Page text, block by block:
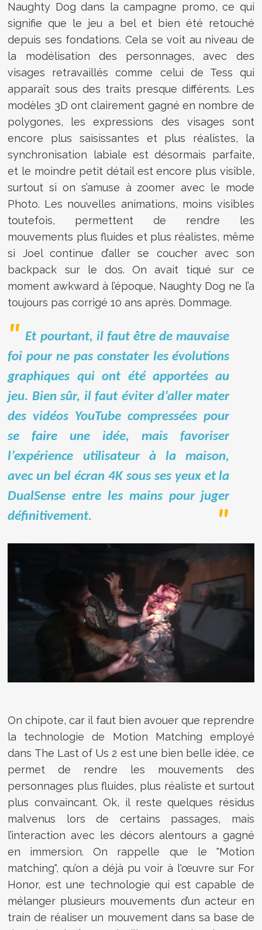
Naughty Dog dans la campagne promo, ce qui
signifie que le jeu a bel et bien été retouché
depuis ses fondations. Cela se voit au niveau de
la modélisation des personnages, avec des
visages retravaillés comme celui de Tess qui
apparaît sous des traits presque différents. Les
modèles 3D ont clairement gagné en nombre de
polygones, les expressions des visages sont
encore plus saisissantes et plus réalistes, la
synchronisation labiale est désormais parfaite,
et le moindre petit détail est encore plus visible,
surtout si on s’amuse à zoomer avec le mode
Photo. Les nouvelles animations, moins visibles
toutefois, permettent de rendre les
mouvements plus fluides et plus réalistes, même
si Joel continue d’aller se coucher avec son
backpack sur le dos. On avait tiqué sur ce
moment awkward à l’époque, Naughty Dog ne l’a
toujours pas corrigé 10 ans après. Dommage.
Et pourtant, il faut être de mauvaise
foi pour ne pas constater les évolutions
graphiques qui ont été apportées au
jeu. Bien sûr, il faut éviter d’aller mater
des vidéos YouTube compressées pour
se faire une idée, mais favoriser
l’expérience utilisateur à la maison,
avec un bel écran 4K sous ses yeux et la
DualSense entre les mains pour juger
définitivement.
On chipote, car il faut bien avouer que reprendre
la technologie de Motion Matching employé
dans The Last of Us 2 est une bien belle idée, ce
permet de rendre les mouvements des
personnages plus fluides, plus réaliste et surtout
plus convaincant. Ok, il reste quelques résidus
malvenus lors de certains passages, mais
l’interaction avec les décors alentours a gagné
en immersion. On rappelle que le "Motion
matching", qu’on a déjà pu voir à l'œuvre sur For
Honor, est une technologie qui est capable de
mélanger plusieurs mouvements d’un acteur en
train de réaliser un mouvement dans sa base de